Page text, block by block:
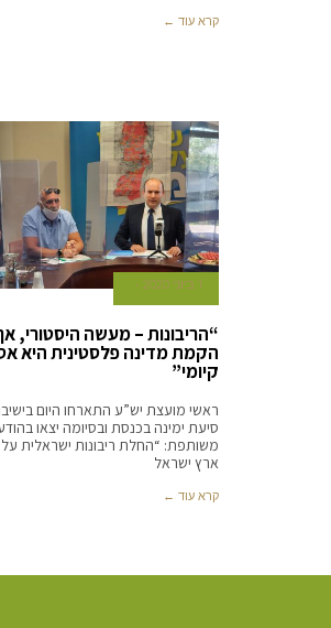
קרא עוד ←
1 ביוני 2020
“הריבונות – מעשה היסטורי,
הקמת מדינה פלסטינית היא
קיומי”
ראשי מועצת יש”ע התארחו היום
סיעת ימינה בכנסת ובסיומה יצאו
משותפת: “החלת ריבונות ישראלית
ארץ ישראל
קרא עוד ←